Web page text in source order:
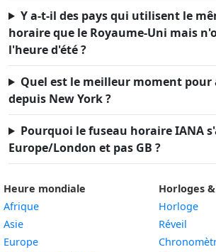
Y a-t-il des pays qui utilisent le
horaire que le Royaume-Uni mais
l'heure d'été ?
Quel est le meilleur moment pour
depuis New York ?
Pourquoi le fuseau horaire IANA
Europe/London et pas GB ?
Heure mondiale
Afrique
Asie
Europe
Horloges
Horloge
Réveil